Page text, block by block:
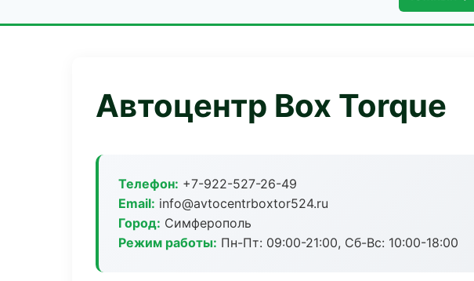
Автоцентр Box Torque
Телефон: +7-922-527-26-49
Email: info@avtocentrboxtor524.ru
Город: Симферополь
Режим работы: Пн-Пт: 09:00-21:00, Сб-Вс: 10:00-18:00